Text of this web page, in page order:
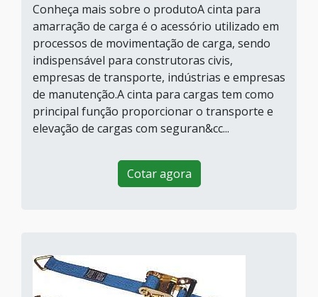
Conheça mais sobre o produtoA cinta para
amarração de carga é o acessório utilizado em
processos de movimentação de carga, sendo
indispensável para construtoras civis,
empresas de transporte, indústrias e empresas
de manutenção.A cinta para cargas tem como
principal função proporcionar o transporte e
elevação de cargas com seguran&cc...
Cotar agora